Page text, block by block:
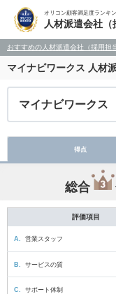
オリコン顧客満足度ランキ
人材派遣会社（
おすすめの人材派遣会社（採用担
マイナビワークス 人材
マイナビワークス
得点
総合
評価項目
A. 営業スタッフ
B. サービスの質
C. サポート体制